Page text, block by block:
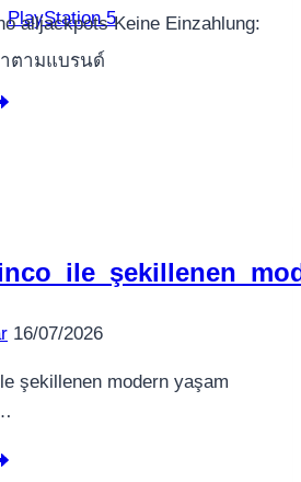
PlayStation 5
ตามแบรนด์
alljackpots Keine Einzahlung:
16/07/2026
şekillenen modern yaşam